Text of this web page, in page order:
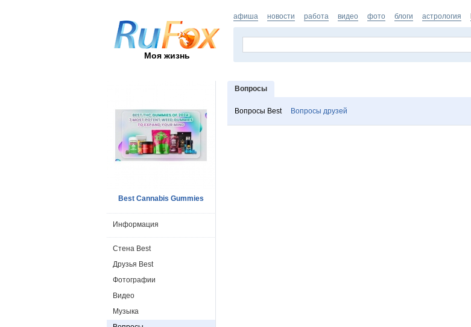
Моя жизнь
афиша новости работа видео фото блоги астрология
Вопросы
Вопросы Best Вопросы друзей
Best Cannabis Gummies
Информация
Стена Best
Друзья Best
Фотографии
Видео
Музыка